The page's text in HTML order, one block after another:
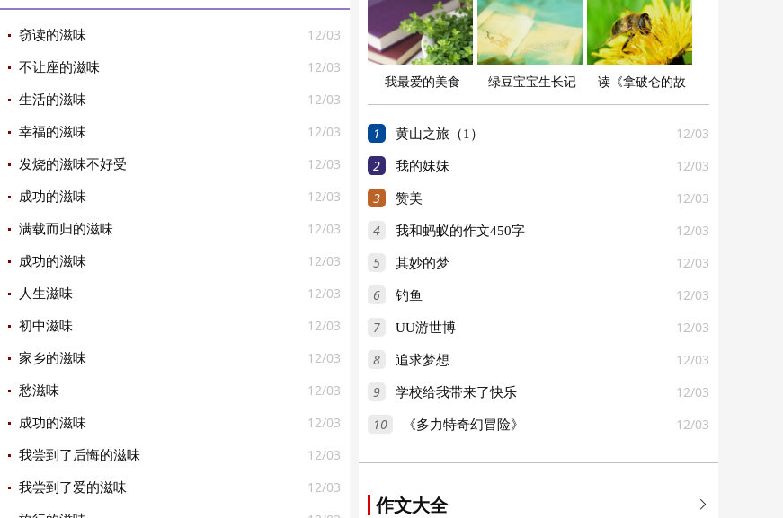
12/03
窃读的滋味
12/03
不让座的滋味
12/03
生活的滋味
12/03
幸福的滋味
12/03
发烧的滋味不好受
12/03
成功的滋味
12/03
满载而归的滋味
12/03
成功的滋味
12/03
人生滋味
12/03
初中滋味
12/03
家乡的滋味
12/03
愁滋味
12/03
成功的滋味
12/03
我尝到了后悔的滋味
12/03
我尝到了爱的滋味
我最爱的美食 绿豆宝宝生长记
读《拿破仑的故
事》有感
1 12/03
黄山之旅（1）
2 12/03
我的妹妹
3 12/03
赞美
4 12/03
我和蚂蚁的作文450字
5 12/03
其妙的梦
6 12/03
钓鱼
7 12/03
UU游世博
8 12/03
追求梦想
9 12/03
学校给我带来了快乐
10 12/03
《多力特奇幻冒险》

作文大全